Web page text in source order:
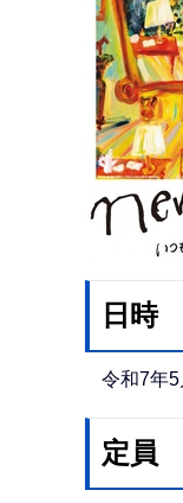
日時
令和7年
定員